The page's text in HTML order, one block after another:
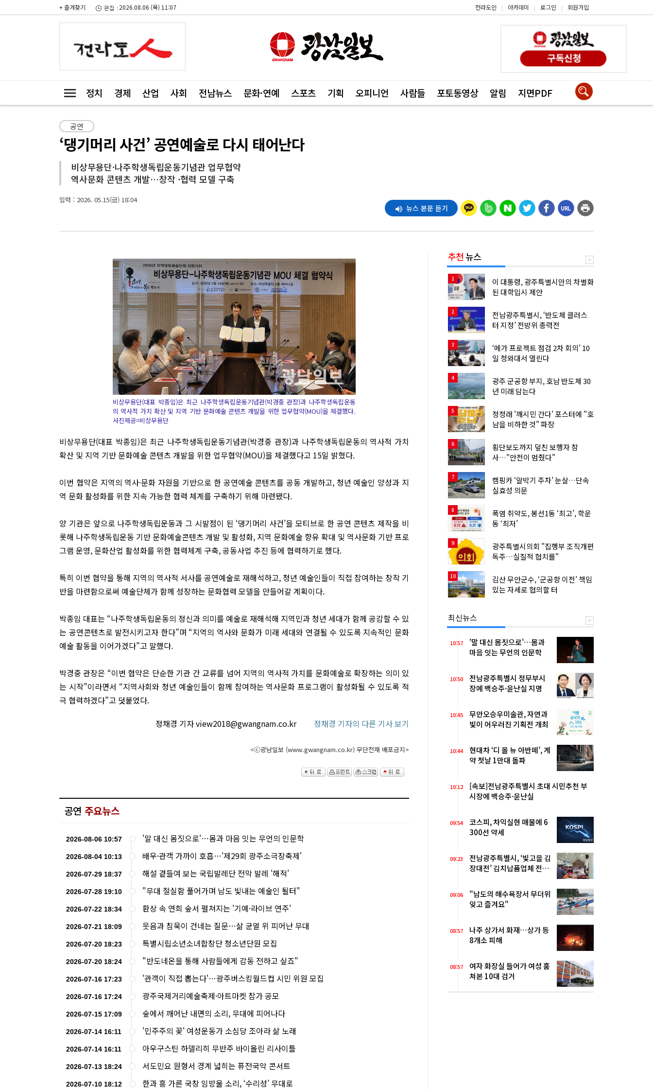
+ 즐겨찾기 2026.08.06 (목) 11:07 전라도인 | 아카데미 | 로그인 | 회원가입
정치 경제 산업 사회 전남뉴스 문화·연예 스포츠 기획 오피니언 사람들 포토동영상 알림 지면PDF
공연
‘댕기머리 사건’ 공연예술로 다시 태어난다
비상무용단·나주학생독립운동기념관 업무협약
역사문화 콘텐츠 개발…창작 ·협력 모델 구축
입력 : 2026. 05.15(금) 18:04
뉴스 본문 듣기
비상무용단(대표 박종임)은 최근 나주학생독립운동기념관(박경중 관장)과 나주학생독립운동
의 역사적 가치 확산 및 지역 기반 문화예술 콘텐츠 개발을 위한 업무협약(MOU)을 체결했다.
사진제공=비상무용단
비상무용단(대표 박종임)은 최근 나주학생독립운동기념관(박경중 관장)과 나주학생독립운동의 역사적 가치
확산 및 지역 기반 문화예술 콘텐츠 개발을 위한 업무협약(MOU)을 체결했다고 15일 밝혔다.
이번 협약은 지역의 역사·문화 자원을 기반으로 한 공연예술 콘텐츠를 공동 개발하고, 청년 예술인 양성과 지
역 문화 활성화를 위한 지속 가능한 협력 체계를 구축하기 위해 마련됐다.
양 기관은 앞으로 나주학생독립운동과 그 시발점이 된 ‘댕기머리 사건’을 모티브로 한 공연 콘텐츠 제작을 비
롯해 나주학생독립운동 기반 문화예술콘텐츠 개발 및 활성화, 지역 문화예술 향유 확대 및 역사문화 기반 프로
그램 운영, 문화산업 활성화를 위한 협력체계 구축, 공동사업 추진 등에 협력하기로 했다.
특히 이번 협약을 통해 지역의 역사적 서사를 공연예술로 재해석하고, 청년 예술인들이 직접 참여하는 창작 기
반을 마련함으로써 예술단체가 함께 성장하는 문화협력 모델을 만들어갈 계획이다.
박종임 대표는 “나주학생독립운동의 정신과 의미를 예술로 재해석해 지역민과 청년 세대가 함께 공감할 수 있
는 공연콘텐츠로 발전시키고자 한다”며 “지역의 역사와 문화가 미래 세대와 연결될 수 있도록 지속적인 문화
예술 활동을 이어가겠다”고 말했다.
박경중 관장은 “이번 협약은 단순한 기관 간 교류를 넘어 지역의 역사적 가치를 문화예술로 확장하는 의미 있
는 시작”이라면서 “지역사회와 청년 예술인들이 함께 참여하는 역사문화 프로그램이 활성화될 수 있도록 적
극 협력하겠다”고 덧붙였다.
정채경 기자 view2018@gwangnam.co.kr
정채경 기자의 다른 기사 보기
<ⓒ광남일보 (www.gwangnam.co.kr) 무단전재 배포금지>
공연 주요뉴스
2026-08-06 10:57 '말 대신 몸짓으로'…몸과 마음 잇는 무언의 인문학
2026-08-04 10:13 배우·관객 가까이 호흡…'제29회 광주소극장축제'
2026-07-29 18:37 해설 곁들여 보는 국립발레단 전막 발레 '해적'
2026-07-28 19:10 "무대 절실함 풀어가며 남도 빛내는 예술인 될터"
2026-07-22 18:34 환상 속 연희 숲서 펼쳐지는 '기예·라이브 연주'
2026-07-21 18:09 웃음과 침묵이 건네는 질문…삶 균열 위 피어난 무대
2026-07-20 18:23 특별시립소년소녀합창단 청소년단원 모집
2026-07-20 18:24 "반도네온을 통해 사람들에게 감동 전하고 싶죠"
2026-07-16 17:23 '관객이 직접 뽑는다'…광주버스킹월드컵 시민 위원 모집
2026-07-16 17:24 광주국제거리예술축제·아트마켓 참가 공모
2026-07-15 17:09 숲에서 깨어난 내면의 소리, 무대에 피어나다
2026-07-14 16:11 '민주주의 꽃' 여성운동가 소심당 조아라 삶 노래
2026-07-14 16:11 아우구스틴 하델리히 무반주 바이올린 리사이틀
2026-07-13 18:24 서도민요 원형서 경계 넓히는 퓨전국악 콘서트
2026-07-10 18:12 한과 흥 가른 국창 임방울 소리, ‘수리성’ 무대로
추천뉴스
1
이 대통령, 광주특별시만의 차별화
된 대학입시 제안
2
전남광주특별시, ‘반도체 클러스
터 지정’ 전방위 총력전
3
‘메가 프로젝트 점검 2차 회의’ 10
일 청와대서 열린다
4
광주 군공항 부지, 호남 반도체 30
년 미래 담는다
5
정청래 '깨시민 간다' 포스터에 "호
남을 비하한 것" 파장
6
횡단보도까지 덮친 보행자 참
사…"안전이 멈췄다"
7
캠핑카 ‘알박기 주차’ 눈살…단속
실효성 의문
8
폭염 취약도, 봉선1동 ‘최고’, 학운
동 ‘최저’
9
광주특별시의회 "집행부 조직개편
독주…실질적 협치를"
10
김산 무안군수, ‘군공항 이전’ 책임
있는 자세로 협의할 터
최신뉴스
10:57
'말 대신 몸짓으로'…몸과
마음 잇는 무언의 인문학
10:50
전남광주특별시 정무부시
장에 백승주·윤난실 지명
10:45
무안오승우미술관, 자연과
빛이 어우러진 기획전 개최
10:44
현대차 ‘디 올 뉴 아반떼’, 계
약 첫날 1만대 돌파
10:12
[속보]전남광주특별시 초대 시민추천 부
시장에 백승주·윤난실
09:54
코스피, 차익실현 매물에 6
300선 약세
09:23
전남광주특별시, ‘빛고을 김
장대전’ 김치납품업체 전남
09:06
"남도의 해수욕장서 무더위
잊고 즐겨요"
08:57
나주 상가서 화재…상가 등
8개소 피해
08:57
여자 화장실 들어가 여성 훔
쳐본 10대 검거